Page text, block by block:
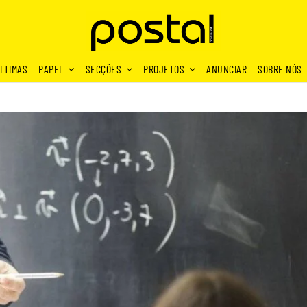
PAPEL SECÇÕES PROJETOS ANUNCIAR SOBRE NÓS